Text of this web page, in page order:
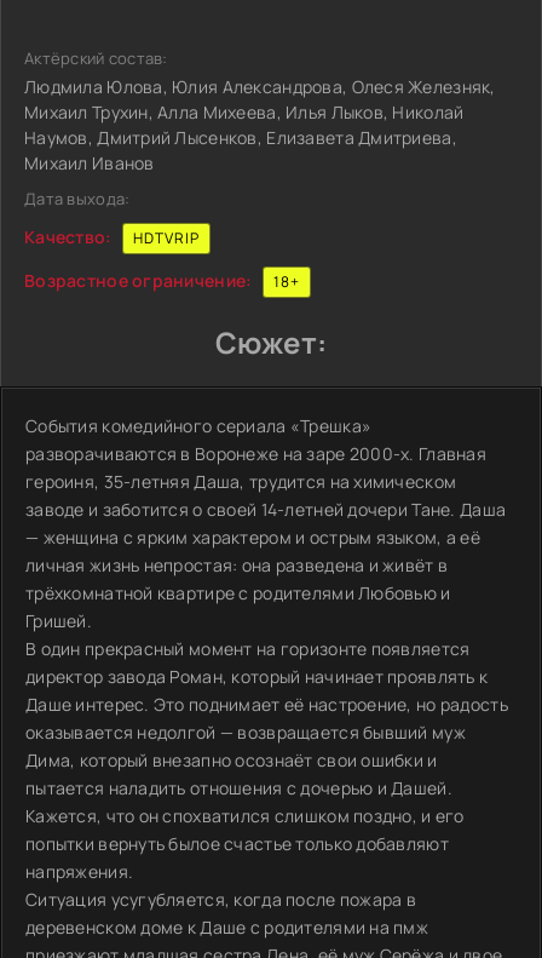
Актёрский состав:
Людмила Юлова, Юлия Александрова, Олеся Железняк,
Михаил Трухин, Алла Михеева, Илья Лыков, Николай
Наумов, Дмитрий Лысенков, Елизавета Дмитриева,
Михаил Иванов
Дата выхода:
Качество: HDTVRIP
Возрастное ограничение: 18+
Сюжет:
События комедийного сериала «Трешка»
разворачиваются в Воронеже на заре 2000-х. Главная
героиня, 35-летняя Даша, трудится на химическом
заводе и заботится о своей 14-летней дочери Тане. Даша
— женщина с ярким характером и острым языком, а её
личная жизнь непростая: она разведена и живёт в
трёхкомнатной квартире с родителями Любовью и
Гришей.
В один прекрасный момент на горизонте появляется
директор завода Роман, который начинает проявлять к
Даше интерес. Это поднимает её настроение, но радость
оказывается недолгой — возвращается бывший муж
Дима, который внезапно осознаёт свои ошибки и
пытается наладить отношения с дочерью и Дашей.
Кажется, что он спохватился слишком поздно, и его
попытки вернуть былое счастье только добавляют
напряжения.
Ситуация усугубляется, когда после пожара в
деревенском доме к Даше с родителями на пмж